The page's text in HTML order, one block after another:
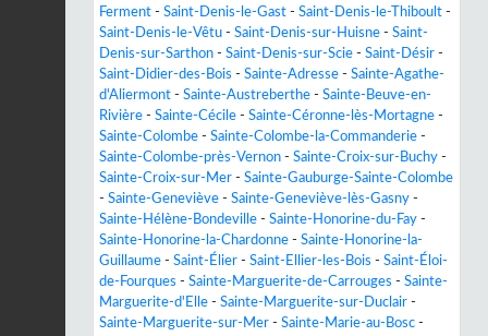
Ferment - Saint-Denis-le-Gast - Saint-Denis-le-Thiboult -
Saint-Denis-le-Vêtu - Saint-Denis-sur-Huisne - Saint-
Denis-sur-Sarthon - Saint-Denis-sur-Scie - Saint-Désir -
Saint-Didier-des-Bois - Sainte-Adresse - Sainte-Agathe-
d'Aliermont - Sainte-Austreberthe - Sainte-Beuve-en-
Rivière - Sainte-Cécile - Sainte-Céronne-lès-Mortagne -
Sainte-Colombe - Sainte-Colombe-la-Commanderie -
Sainte-Colombe-près-Vernon - Sainte-Croix-sur-Buchy -
Sainte-Croix-sur-Mer - Sainte-Gauburge-Sainte-Colombe
- Sainte-Geneviève - Sainte-Geneviève-lès-Gasny -
Sainte-Hélène-Bondeville - Sainte-Honorine-du-Fay -
Sainte-Honorine-la-Chardonne - Sainte-Honorine-la-
Guillaume - Saint-Élier - Saint-Ellier-les-Bois - Saint-Éloi-
de-Fourques - Sainte-Marguerite-de-Carrouges - Sainte-
Marguerite-d'Elle - Sainte-Marguerite-sur-Duclair -
Sainte-Marguerite-sur-Mer - Sainte-Marie-au-Bosc -